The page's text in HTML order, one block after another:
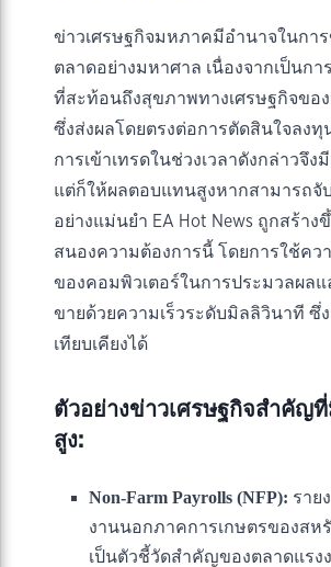
ข่าวเศรษฐกิจมหภาคมีอำนาจในกา
ตลาดอย่างมหาศาล เนื่องจากเป็นกา
ที่สะท้อนถึงสุขภาพทางเศรษฐกิจขอ
ซึ่งส่งผลโดยตรงต่อการตัดสินใจลงทุ
การเข้าเทรดในช่วงเวลาดังกล่าวจึง
แต่ก็ให้ผลตอบแทนสูงหากสามารถจั
อย่างแม่นยำ EA Hot News ถูกสร้าง
สนองความต้องการนี้ โดยการใช้คว
ของคอมพิวเตอร์ในการประมวลผล
ขายด้วยความเร็วระดับมิลลิวินาที ซึ่
เทียบเคียงได้
ตัวอย่างข่าวเศรษฐกิจสำคัญ
สูง:
Non-Farm Payrolls (NFP): ราย
งานนอกภาคการเกษตรของสห
เป็นตัวชี้วัดสำคัญของตลาดแรง